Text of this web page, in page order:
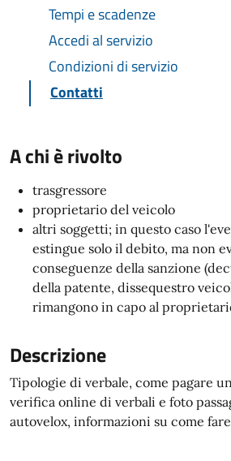
Tempi e scadenze
Accedi al servizio
Condizioni di servizio
Contatti
A chi è rivolto
trasgressore
proprietario del veicolo
altri soggetti; in questo caso
estingue solo il debito, ma non
conseguenze della sanzione
della patente, dissequestro
rimangono in capo al
Descrizione
Tipologie di verbale, come pagare
verifica online di verbali e foto
autovelox, informazioni su come